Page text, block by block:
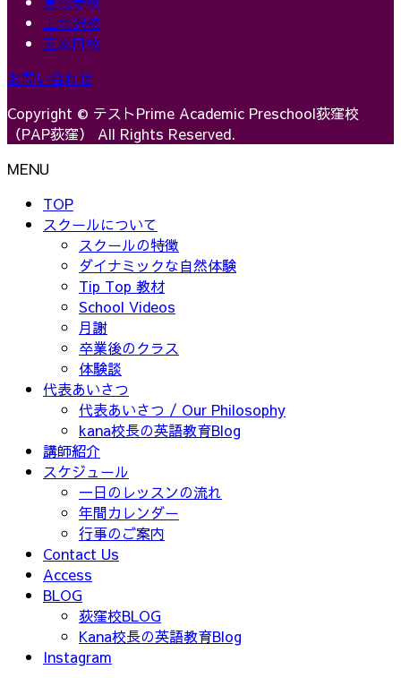
上北沢校
五反田校
お問い合わせ
Copyright © テストPrime Academic Preschool荻窪校
（PAP荻窪） All Rights Reserved.
MENU
TOP
スクールについて
スクールの特徴
ダイナミックな自然体験
Tip Top 教材
School Videos
月謝
卒業後のクラス
体験談
代表あいさつ
代表あいさつ / Our Philosophy
kana校長の英語教育Blog
講師紹介
スケジュール
一日のレッスンの流れ
年間カレンダー
行事のご案内
Contact Us
Access
BLOG
荻窪校BLOG
Kana校長の英語教育Blog
Instagram